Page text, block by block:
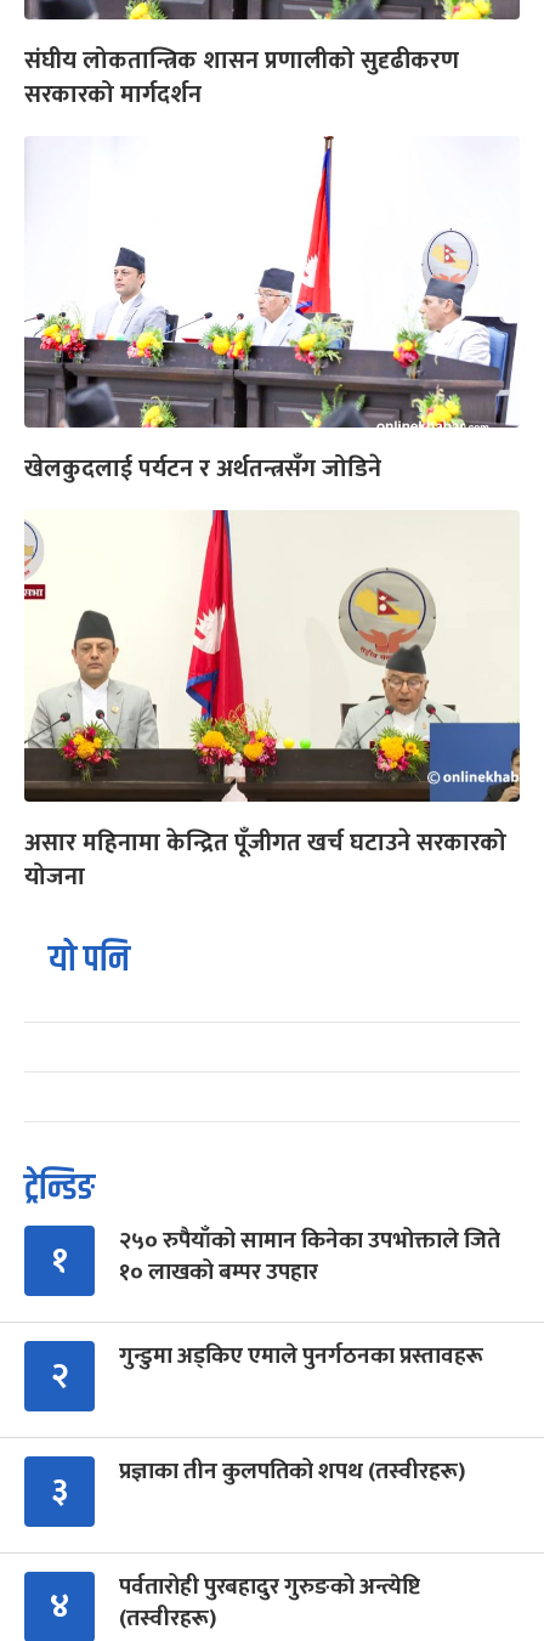
संघीय लोकतान्त्रिक शासन प्रणालीको सुदृढीकरण
सरकारको मार्गदर्शन
खेलकुदलाई पर्यटन र अर्थतन्त्रसँग जोडिने
असार महिनामा केन्द्रित पूँजीगत खर्च घटाउने सरकारको
योजना
यो पनि
ट्रेन्डिङ
१
२५० रुपैयाँको सामान किनेका उपभोक्ताले जिते
१० लाखको बम्पर उपहार
२ गुन्डुमा अड्किए एमाले पुनर्गठनका प्रस्तावहरू
३ प्रज्ञाका तीन कुलपतिको शपथ (तस्वीरहरू)
४
पर्वतारोही पुरबहादुर गुरुङको अन्त्येष्टि
(तस्वीरहरू)